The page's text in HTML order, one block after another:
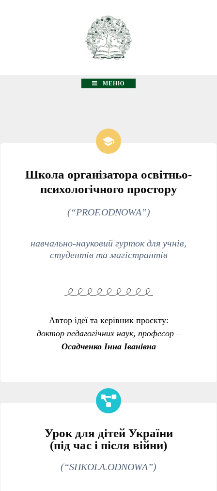
МЕНЮ
Школа організатора освітньо-
психологічного простору
(“PROF.ODNOWA”)
навчально-науковий гурток для учнів,
студентів та магістрантів
Автор ідеї та керівник проєкту:
доктор педагогічних наук, професор –
Осадченко Інна Іванівна
Урок для дітей України
(під час і після війни)
(“SHKOLA.ODNOWA”)